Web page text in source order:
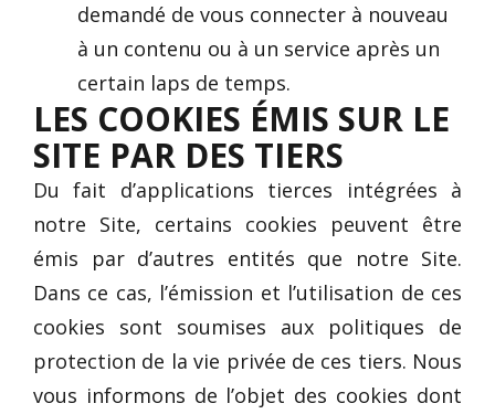
demandé de vous connecter à nouveau
à un contenu ou à un service après un
certain laps de temps.
LES COOKIES ÉMIS SUR LE
SITE PAR DES TIERS
Du fait d’applications tierces intégrées à
notre Site, certains cookies peuvent être
émis par d’autres entités que notre Site.
Dans ce cas, l’émission et l’utilisation de ces
cookies sont soumises aux politiques de
protection de la vie privée de ces tiers. Nous
vous informons de l’objet des cookies dont